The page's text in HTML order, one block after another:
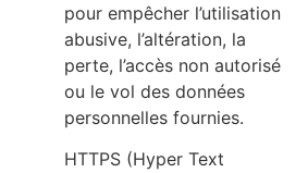
pour empêcher l’utilisation
abusive, l’altération, la
perte, l’accès non autorisé
ou le vol des données
personnelles fournies.
HTTPS (Hyper Text